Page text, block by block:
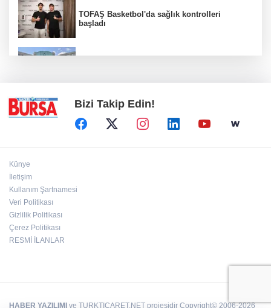
TOFAŞ Basketbol'da sağlık kontrolleri
başladı
Bizi Takip Edin!
Künye
İletişim
Kullanım Şartnamesi
Veri Politikası
Gizlilik Politikası
Çerez Politikası
RESMİ İLANLAR
HABER YAZILIMI ve TURKTICARET.NET projesidir Copyright© 2006-2026